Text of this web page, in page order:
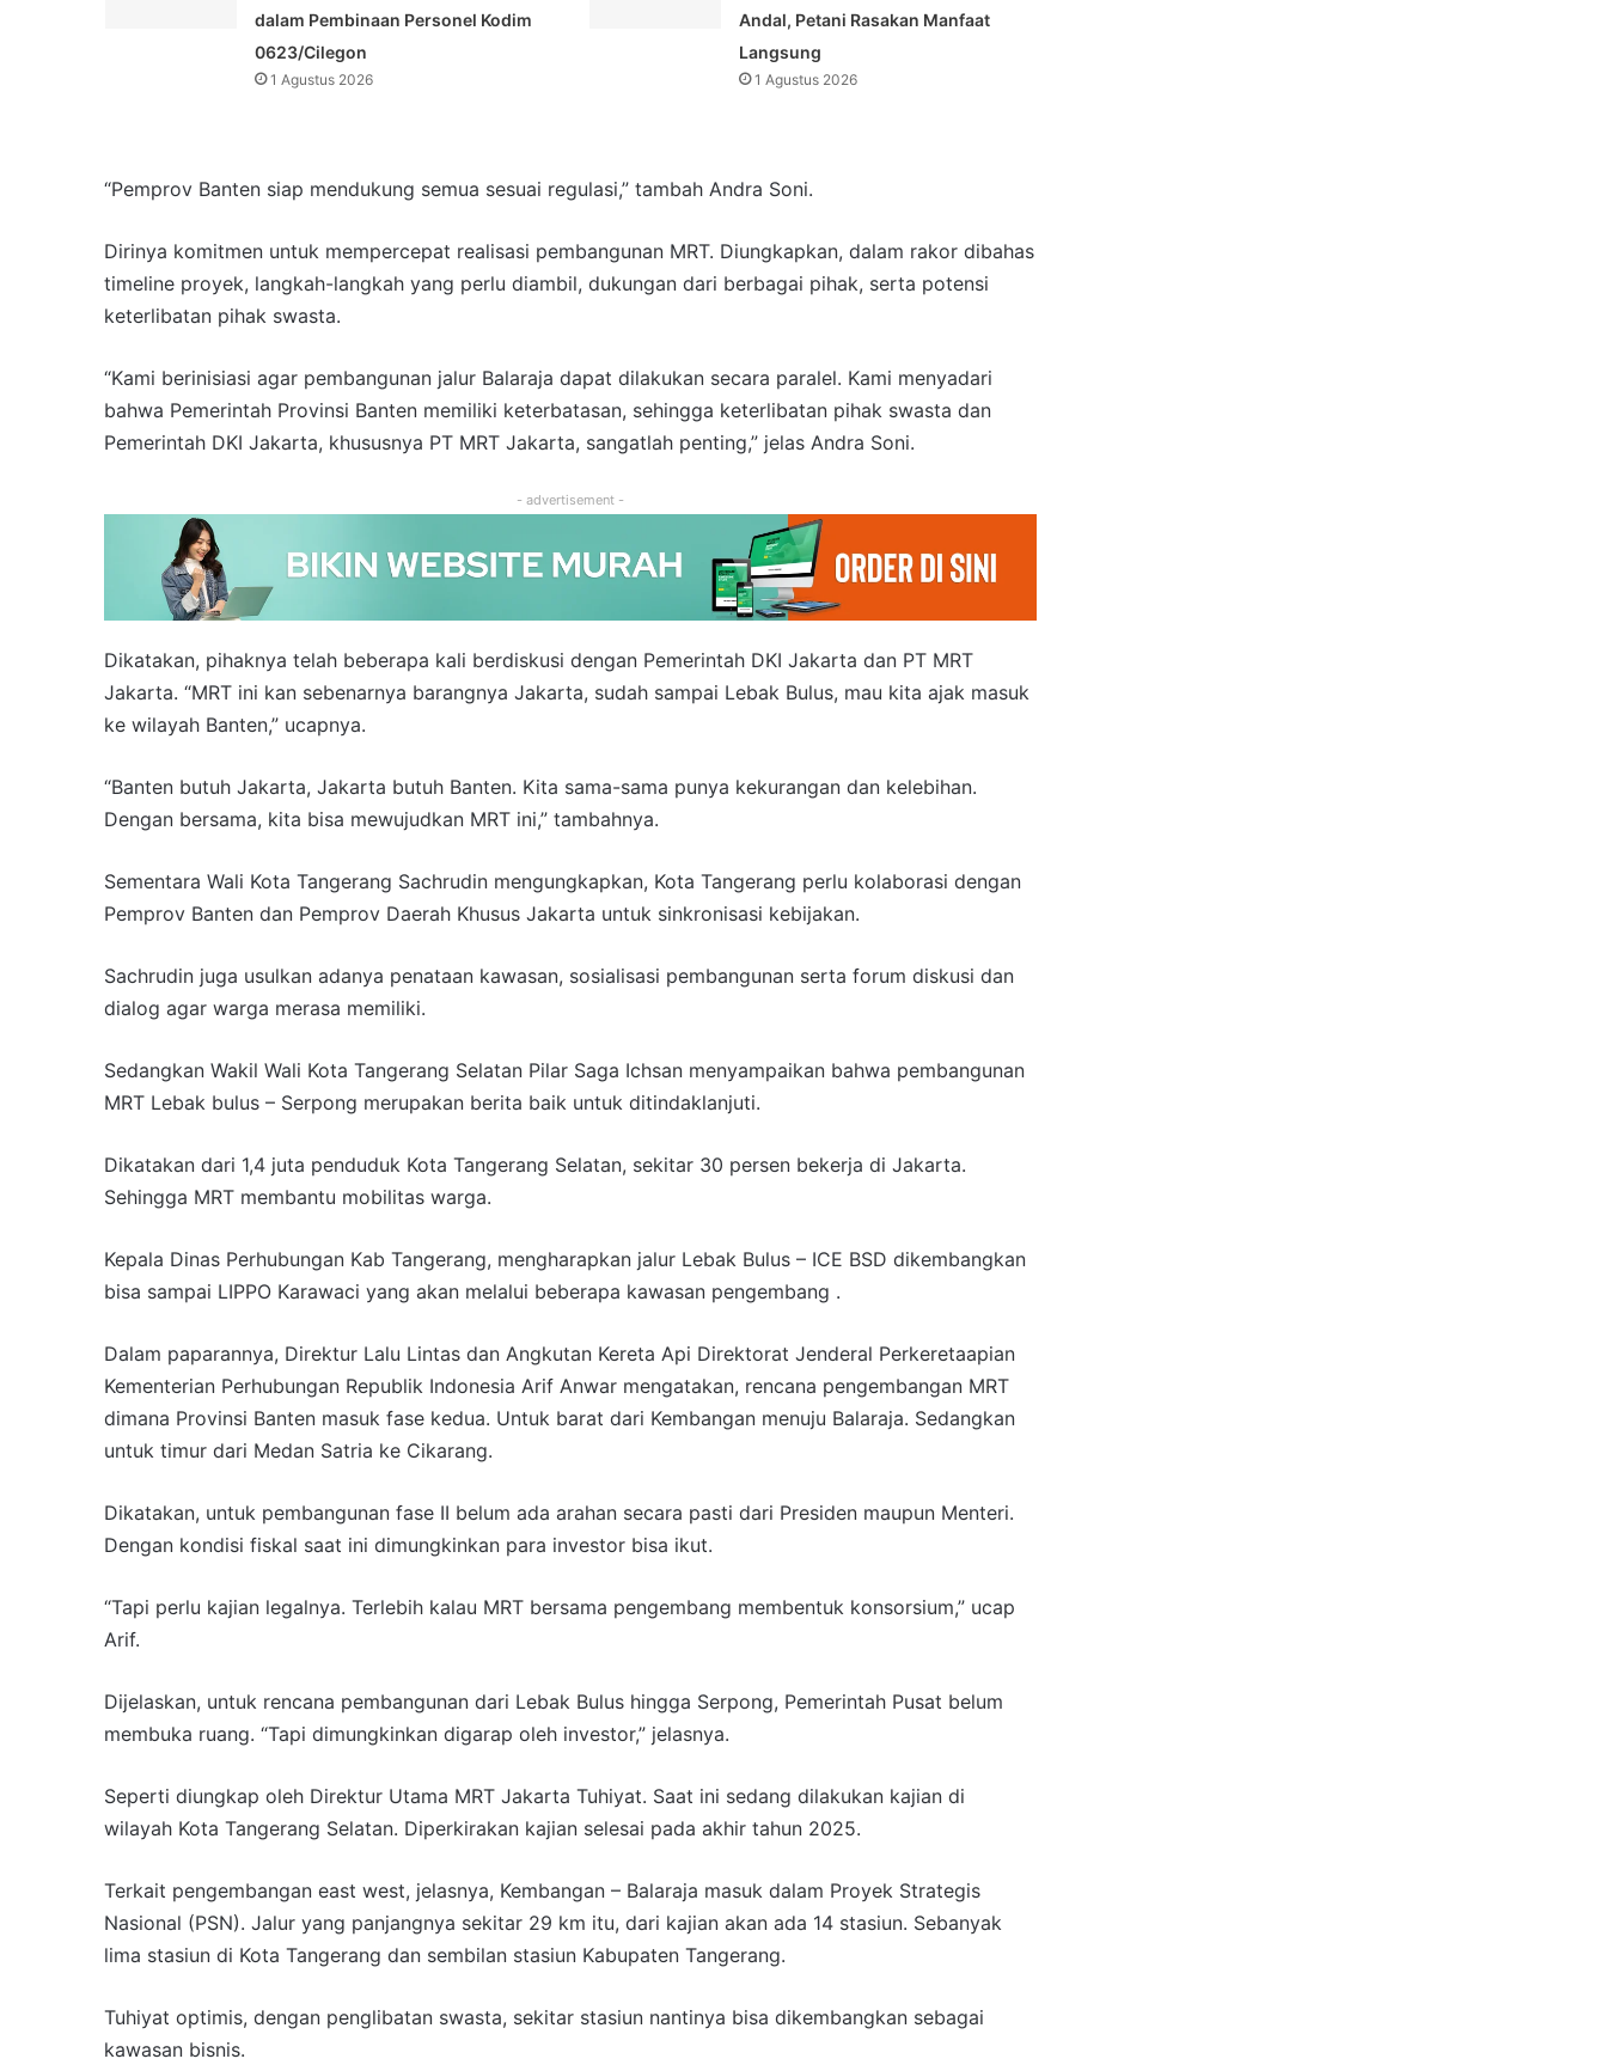
dalam Pembinaan Personel Kodim
0623/Cilegon
1 Agustus 2026
Andal, Petani Rasakan Manfaat
Langsung
1 Agustus 2026
“Pemprov Banten siap mendukung semua sesuai regulasi,” tambah Andra Soni.
Dirinya komitmen untuk mempercepat realisasi pembangunan MRT. Diungkapkan, dalam rakor dibahas
timeline proyek, langkah-langkah yang perlu diambil, dukungan dari berbagai pihak, serta potensi
keterlibatan pihak swasta.
“Kami berinisiasi agar pembangunan jalur Balaraja dapat dilakukan secara paralel. Kami menyadari
bahwa Pemerintah Provinsi Banten memiliki keterbatasan, sehingga keterlibatan pihak swasta dan
Pemerintah DKI Jakarta, khususnya PT MRT Jakarta, sangatlah penting,” jelas Andra Soni.
- advertisement -
Dikatakan, pihaknya telah beberapa kali berdiskusi dengan Pemerintah DKI Jakarta dan PT MRT
Jakarta. “MRT ini kan sebenarnya barangnya Jakarta, sudah sampai Lebak Bulus, mau kita ajak masuk
ke wilayah Banten,” ucapnya.
“Banten butuh Jakarta, Jakarta butuh Banten. Kita sama-sama punya kekurangan dan kelebihan.
Dengan bersama, kita bisa mewujudkan MRT ini,” tambahnya.
Sementara Wali Kota Tangerang Sachrudin mengungkapkan, Kota Tangerang perlu kolaborasi dengan
Pemprov Banten dan Pemprov Daerah Khusus Jakarta untuk sinkronisasi kebijakan.
Sachrudin juga usulkan adanya penataan kawasan, sosialisasi pembangunan serta forum diskusi dan
dialog agar warga merasa memiliki.
Sedangkan Wakil Wali Kota Tangerang Selatan Pilar Saga Ichsan menyampaikan bahwa pembangunan
MRT Lebak bulus – Serpong merupakan berita baik untuk ditindaklanjuti.
Dikatakan dari 1,4 juta penduduk Kota Tangerang Selatan, sekitar 30 persen bekerja di Jakarta.
Sehingga MRT membantu mobilitas warga.
Kepala Dinas Perhubungan Kab Tangerang, mengharapkan jalur Lebak Bulus – ICE BSD dikembangkan
bisa sampai LIPPO Karawaci yang akan melalui beberapa kawasan pengembang .
Dalam paparannya, Direktur Lalu Lintas dan Angkutan Kereta Api Direktorat Jenderal Perkeretaapian
Kementerian Perhubungan Republik Indonesia Arif Anwar mengatakan, rencana pengembangan MRT
dimana Provinsi Banten masuk fase kedua. Untuk barat dari Kembangan menuju Balaraja. Sedangkan
untuk timur dari Medan Satria ke Cikarang.
Dikatakan, untuk pembangunan fase II belum ada arahan secara pasti dari Presiden maupun Menteri.
Dengan kondisi fiskal saat ini dimungkinkan para investor bisa ikut.
“Tapi perlu kajian legalnya. Terlebih kalau MRT bersama pengembang membentuk konsorsium,” ucap
Arif.
Dijelaskan, untuk rencana pembangunan dari Lebak Bulus hingga Serpong, Pemerintah Pusat belum
membuka ruang. “Tapi dimungkinkan digarap oleh investor,” jelasnya.
Seperti diungkap oleh Direktur Utama MRT Jakarta Tuhiyat. Saat ini sedang dilakukan kajian di
wilayah Kota Tangerang Selatan. Diperkirakan kajian selesai pada akhir tahun 2025.
Terkait pengembangan east west, jelasnya, Kembangan – Balaraja masuk dalam Proyek Strategis
Nasional (PSN). Jalur yang panjangnya sekitar 29 km itu, dari kajian akan ada 14 stasiun. Sebanyak
lima stasiun di Kota Tangerang dan sembilan stasiun Kabupaten Tangerang.
Tuhiyat optimis, dengan penglibatan swasta, sekitar stasiun nantinya bisa dikembangkan sebagai
kawasan bisnis.